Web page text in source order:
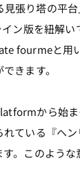
張り塔の平
ン版を紐解
fourmeと用
きます。
から始
ている『ヘ
。このよう